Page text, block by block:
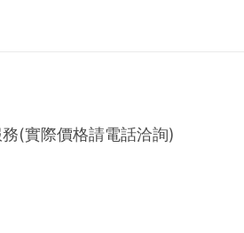
/ Uber Eats credit per room.
only)
(實際價格請電話洽詢)